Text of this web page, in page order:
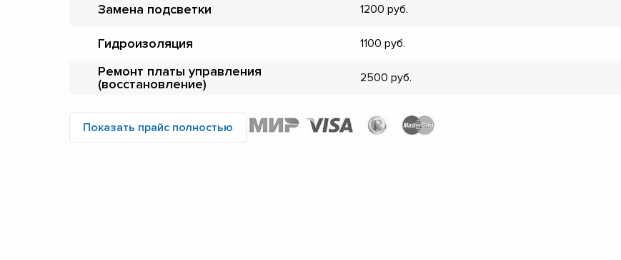
Замена подсветки 1200
Гидроизоляция 1100
Ремонт платы управления
(восстановление)
2500
Показать прайс полностью